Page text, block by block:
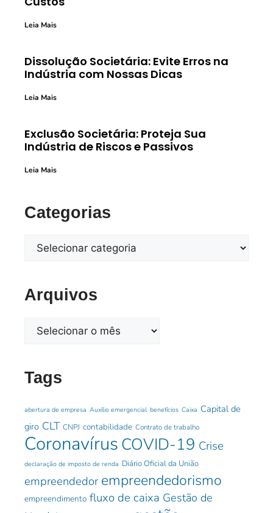
Leia Mais
Dissolução Societária: Evite Erros na
Indústria com Nossas Dicas
Leia Mais
Exclusão Societária: Proteja Sua
Indústria de Riscos e Passivos
Leia Mais
Categorias
Arquivos
Tags
abertura de empresa Auxílio emergencial benefícios Caixa Capital de
giro CLT CNPJ contabilidade Contrato de trabalho
Coronavírus COVID-19 Crise
declaração de imposto de renda Diário Oficial da União
empreendedor empreendedorismo
empreendimento fluxo de caixa Gestão de